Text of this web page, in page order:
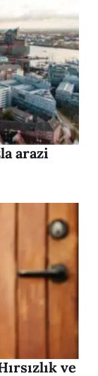
arazi
ve